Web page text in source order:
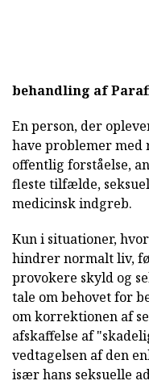
behandling af
En person, der
have problemer
offentlig forståelse,
fleste tilfælde,
medicinsk indgreb.
Kun i situationer,
hindrer normalt liv,
provokere skyld og
tale om behovet for
om korrektionen af
afskaffelse af
vedtagelsen af den
især hans seksuelle